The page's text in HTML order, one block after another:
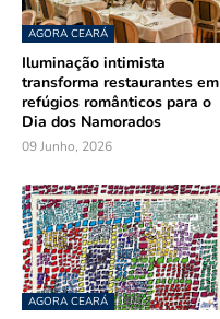
AGORA CEARÁ
Iluminação intimista
transforma restaurantes em
refúgios românticos para o
Dia dos Namorados
09 Junho, 2026
AGORA CEARÁ